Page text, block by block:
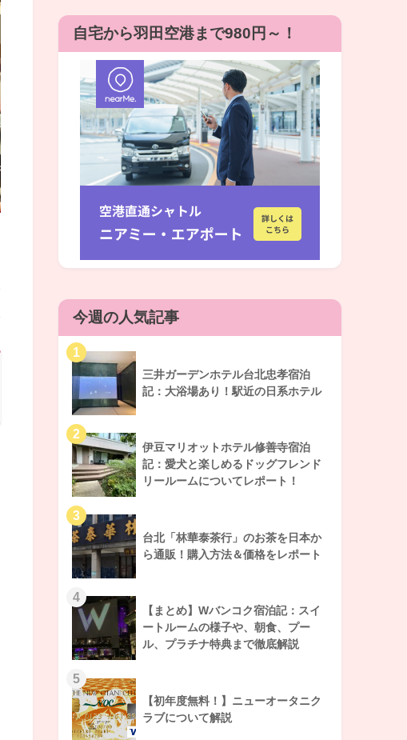
自宅から羽田空港まで980円～！
今週の人気記事
三井ガーデンホテル台北忠孝宿泊
記：大浴場あり！駅近の日系ホテル
伊豆マリオットホテル修善寺宿泊
記：愛犬と楽しめるドッグフレンド
リールームについてレポート！
台北「林華泰茶行」のお茶を日本か
ら通販！購入方法＆価格をレポート
【まとめ】Wバンコク宿泊記：スイ
ートルームの様子や、朝食、プー
ル、プラチナ特典まで徹底解説
【初年度無料！】ニューオータニク
ラブについて解説